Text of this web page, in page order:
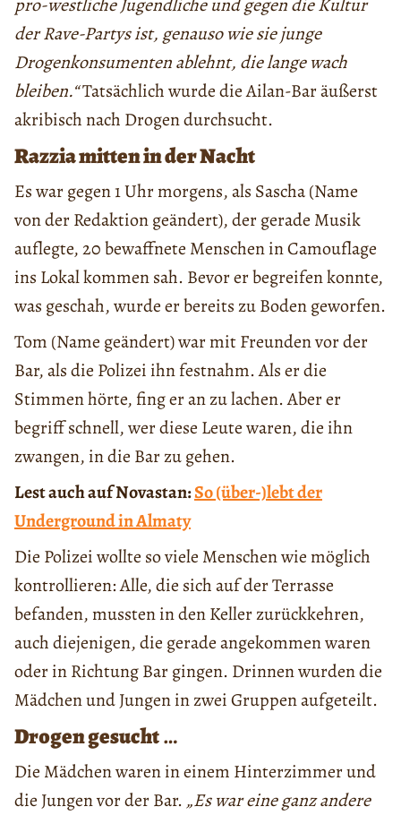
pro-westliche Jugendliche und gegen die Kultur
der Rave-Partys ist, genauso wie sie junge
Drogenkonsumenten ablehnt, die lange wach
bleiben.“Tatsächlich wurde die Ailan-Bar äußerst
akribisch nach Drogen durchsucht.
Razzia mitten in der Nacht
Es war gegen 1 Uhr morgens, als Sascha (Name
von der Redaktion geändert), der gerade Musik
auflegte, 20 bewaffnete Menschen in Camouflage
ins Lokal kommen sah. Bevor er begreifen konnte,
was geschah, wurde er bereits zu Boden geworfen.
Tom (Name geändert) war mit Freunden vor der
Bar, als die Polizei ihn festnahm. Als er die
Stimmen hörte, fing er an zu lachen. Aber er
begriff schnell, wer diese Leute waren, die ihn
zwangen, in die Bar zu gehen.
Lest auch auf Novastan:So (über-)lebt der
Underground in Almaty
Die Polizei wollte so viele Menschen wie möglich
kontrollieren: Alle, die sich auf der Terrasse
befanden, mussten in den Keller zurückkehren,
auch diejenigen, die gerade angekommen waren
oder in Richtung Bar gingen. Drinnen wurden die
Mädchen und Jungen in zwei Gruppen aufgeteilt.
Drogen gesucht…
Die Mädchen waren in einem Hinterzimmer und
die Jungen vor der Bar. „Es war eine ganz andere